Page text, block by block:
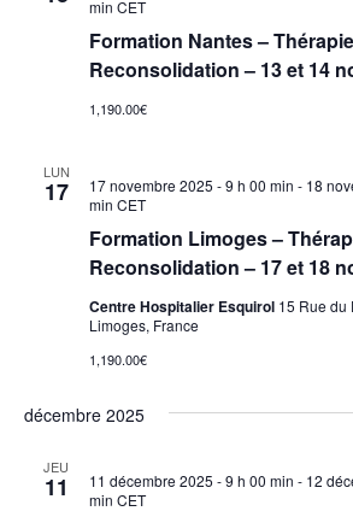
Formation Nantes –
Reconsolidation – 13 et 14
min CET
1,190.00€
LUN
17
Formation Limoges –
Reconsolidation – 17 et 18
17 novembre 2025 - 9 h 00 min - 18
min CET
Centre Hospitalier Esquirol 15 Rue du
Limoges, France
1,190.00€
décembre 2025
JEU
11 11 décembre 2025 - 9 h 00 min - 12
min CET